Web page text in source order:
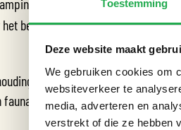
Toestemming
Deze website maakt
We gebruiken cookies om
websiteverkeer te
media, adverteren en
verstrekt of die ze hebben
het beperken van verharding, heeft
grijs/groen is 55/45. Een
fauna. En in een groene tuin is het